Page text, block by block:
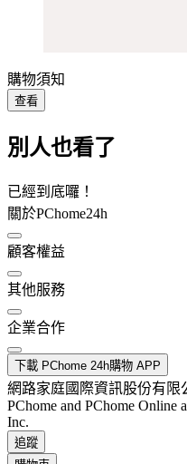
購物須知
查看
別人也看了
已經到底囉！
關於PChome24h
顧客權益
其他服務
企業合作
下載 PChome 24h購物 APP
網路家庭國際資訊股份有限
PChome and PChome Online
Inc.
追蹤